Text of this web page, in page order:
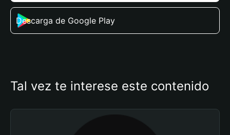
Descarga de Google Play
Tal vez te interese este contenido